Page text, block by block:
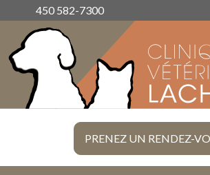
450 582-7300
PRENEZ UN RENDEZ-